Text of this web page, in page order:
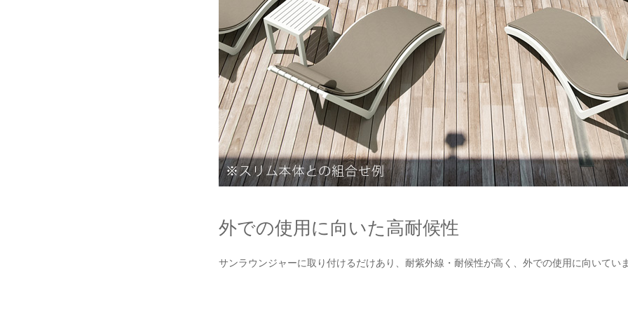
外での使用に向いた高耐候性
サンラウンジャーに取り付けるだけあり、耐紫外線・耐候性が高く、外での使用に向いてい